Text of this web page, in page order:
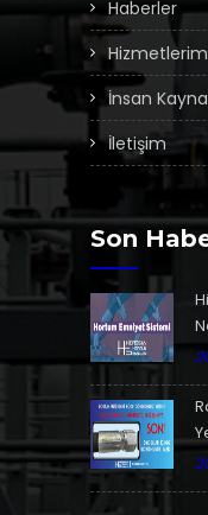
Haberler
İnsan
İletişim
Son